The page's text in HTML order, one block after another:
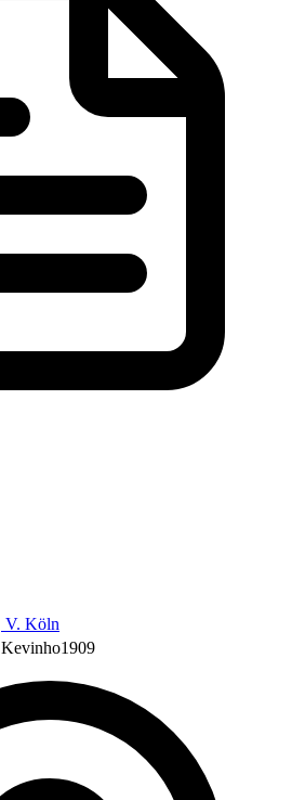
V. Köln
Kevinho1909